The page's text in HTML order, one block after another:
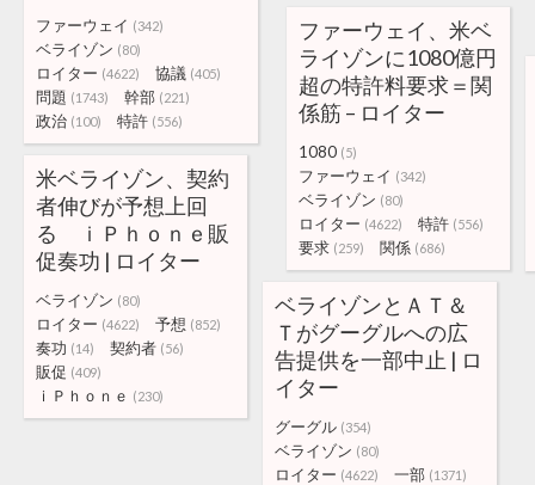
ファーウェイ (342)
ベライゾン (80)
ロイター (4622) 協議 (405)
問題 (1743) 幹部 (221)
政治 (100) 特許 (556)
ファーウェイ、米ベ
ライゾンに1080億円
超の特許料要求＝関
係筋 – ロイター
1080 (5)
ファーウェイ (342)
ベライゾン (80)
ロイター (4622) 特許 (556)
要求 (259) 関係 (686)
米ベライゾン、契約
者伸びが予想上回
る ｉＰｈｏｎｅ販
促奏功 | ロイター
ベライゾン (80)
ロイター (4622) 予想 (852)
奏功 (14) 契約者 (56)
販促 (409)
ｉＰｈｏｎｅ (230)
ベライゾンとＡＴ＆
Ｔがグーグルへの広
告提供を一部中止 | ロ
イター
グーグル (354)
ベライゾン (80)
ロイター (4622) 一部 (1371)